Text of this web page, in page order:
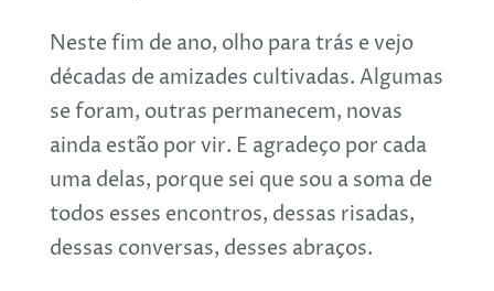
Neste fim de ano, olho para trás e vejo
décadas de amizades cultivadas. Algumas
se foram, outras permanecem, novas
ainda estão por vir. E agradeço por cada
uma delas, porque sei que sou a soma de
todos esses encontros, dessas risadas,
dessas conversas, desses abraços.